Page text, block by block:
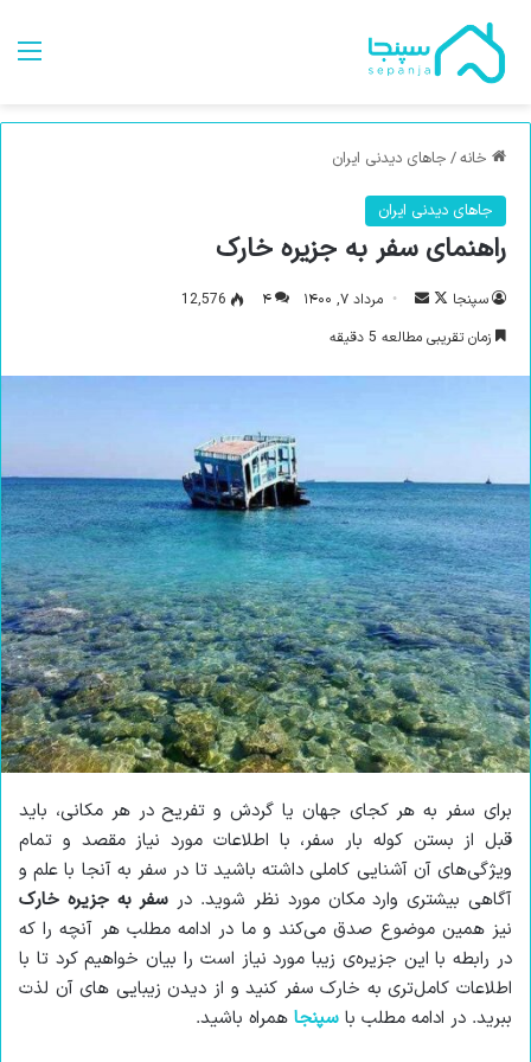
خانه/ جاهای دیدنی ایران
جاهای دیدنی ایران
راهنمای سفر به جزیره خارک
سپنجا
د
ن
ب
ا
ل
ک
ن
ی
د
ا
ی
م
ی
ل
مرداد ۷, ۱۴۰۰ ۴
12,576
زمان تقریبی مطالعه 5 دقیقه
برای سفر به هر کجای جهان یا گردش و تفریح در هر مکانی، باید
قبل از بستن کوله بار سفر، با اطلاعات مورد نیاز مقصد و تمام
ویژگی‌های آن آشنایی کاملی داشته باشید تا در سفر به آنجا با علم و
آگاهی بیشتری وارد مکان مورد نظر شوید. در سفر به جزیره خارک
نیز همین موضوع صدق می‌کند و ما در ادامه مطلب هر آنچه را که
در رابطه با این جزیره‌ی زیبا مورد نیاز است را بیان خواهیم کرد تا با
اطلاعات کامل‌تری به خارک سفر کنید و از دیدن زیبایی های آن لذت
ببرید. در ادامه مطلب با سپنجا همراه باشید.